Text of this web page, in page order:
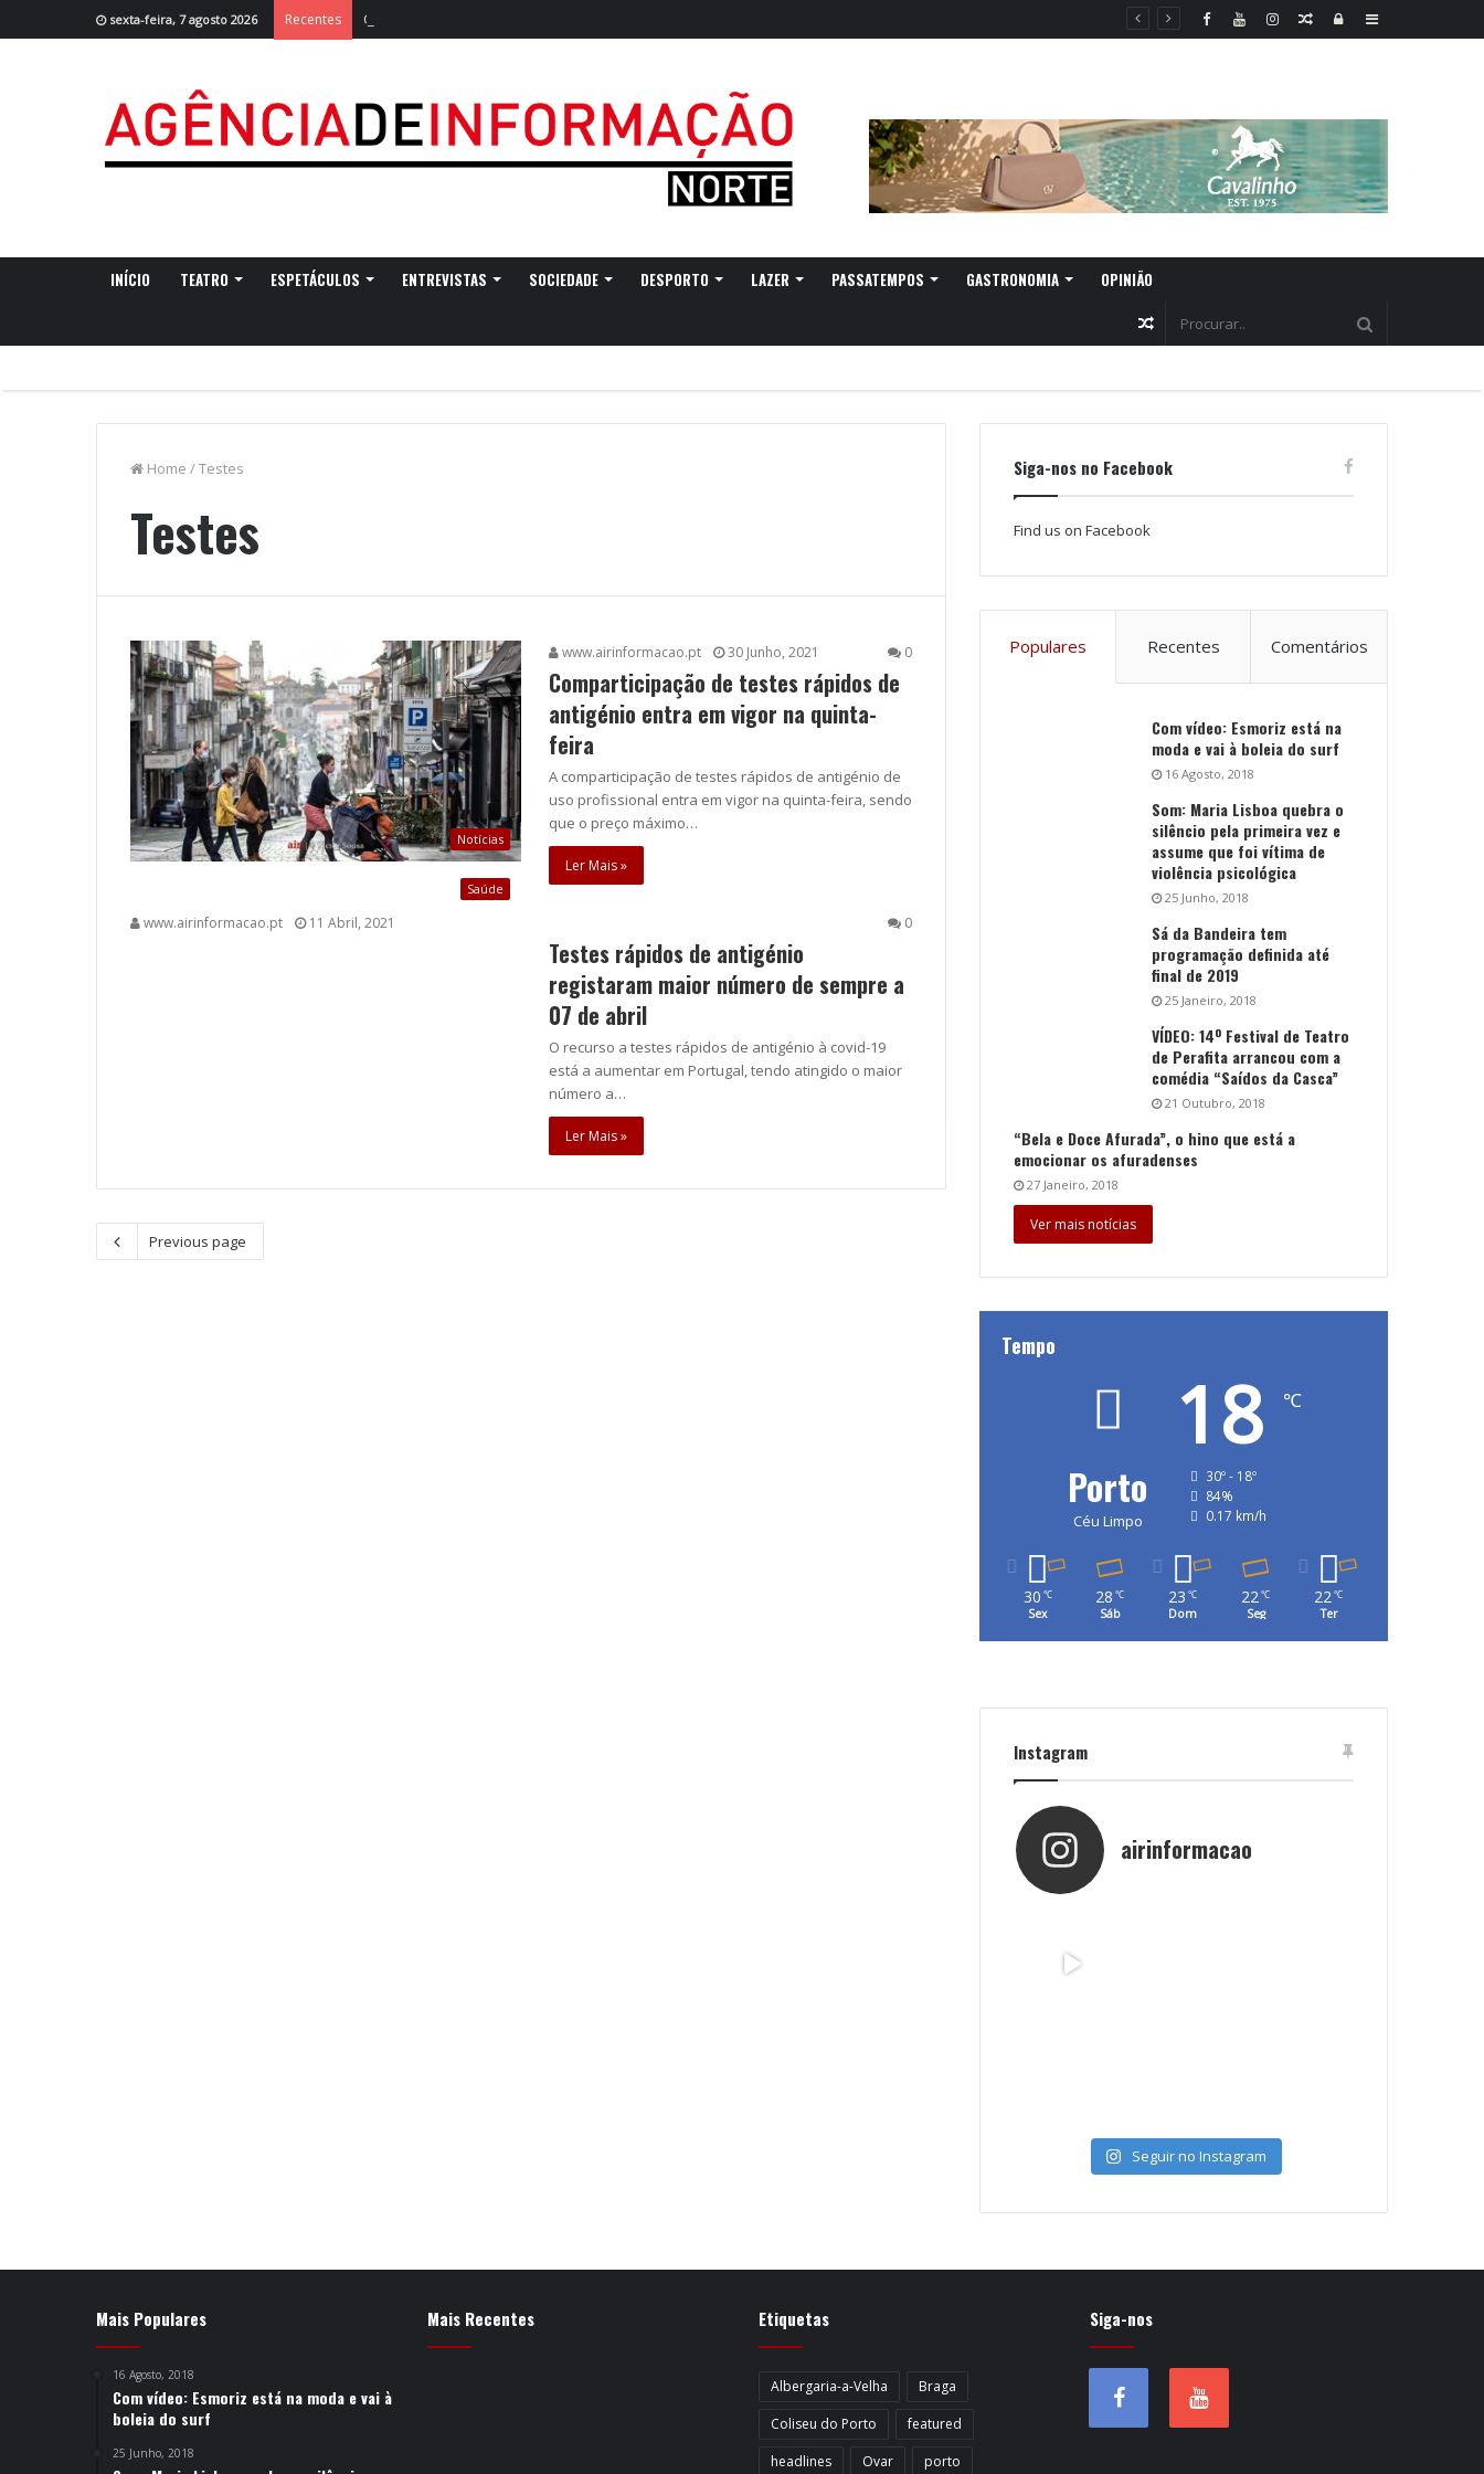
sexta-feira, 7 agosto 2026 Recentes Cruzeiro da Ria regressa a Ovar com experiências náuticas e observação de aves Sidebar
Log
Random
INÍCIO TEATRO ESPETÁCULOS ENTREVISTAS SOCIEDADE DESPORTO LAZER PASSATEMPOS GASTRONOMIA OPINIÃO
Random
Home /Testes
Testes
Notícias
www.airinformacao.pt 30 Junho, 2021 0
Comparticipação de testes rápidos de
antigénio entra em vigor na quinta-
feira
A comparticipação de testes rápidos de antigénio de
uso profissional entra em vigor na quinta-feira, sendo
que o preço máximo…
Ler Mais »
Saúde
www.airinformacao.pt 11 Abril, 2021 0
Testes rápidos de antigénio
registaram maior número de sempre a
07 de abril
O recurso a testes rápidos de antigénio à covid-19
está a aumentar em Portugal, tendo atingido o maior
número a…
Ler Mais »
Previous page
Siga-nos no Facebook
Find us on Facebook
Populares Recentes Comentários
Com vídeo: Esmoriz está na
moda e vai à boleia do surf
16 Agosto, 2018
Som: Maria Lisboa quebra o
silêncio pela primeira vez e
assume que foi vítima de
violência psicológica
25 Junho, 2018
Sá da Bandeira tem
programação definida até
final de 2019
25 Janeiro, 2018
VÍDEO: 14º Festival de Teatro
de Perafita arrancou com a
comédia “Saídos da Casca”
21 Outubro, 2018
“Bela e Doce Afurada”, o hino que está a
emocionar os afuradenses
27 Janeiro, 2018
Ver mais notícias
Tempo
Porto
Céu Limpo
18 ℃
30º - 18º
84%
0.17 km/h
30 ℃
Sex
28 ℃
Sáb
23 ℃
Dom
22℃
Seg
22℃
Ter
Instagram
airinformacao
Seguir no Instagram
Mais Populares
16 Agosto, 2018
Com vídeo: Esmoriz está na moda e vai à
boleia do surf
25 Junho, 2018
Mais Recentes Etiquetas
Albergaria-a-Velha
Braga
Coliseu do Porto
featured
headlines
Ovar porto
Siga-nos